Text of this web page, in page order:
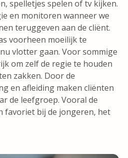
spelletjes spelen of tv kijken.
en monitoren wanneer we
teruggeven aan de cliënt.
voorheen moeilijk te
vlotter gaan. Voor sommige
om zelf de regie te houden
zakken. Door de
en afleiding maken cliënten
de leefgroep. Vooral de
favoriet bij de jongeren, het